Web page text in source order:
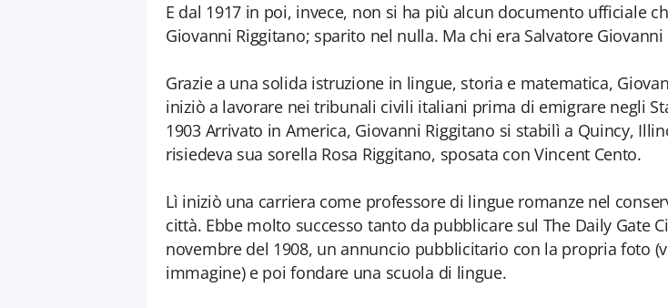
E dal 1917 in poi, invece, non si ha più alcun documento ufficiale
Giovanni Riggitano; sparito nel nulla. Ma chi era Salvatore Giovanni
Grazie a una solida istruzione in lingue, storia e matematica,
iniziò a lavorare nei tribunali civili italiani prima di emigrare negli
1903 Arrivato in America, Giovanni Riggitano si stabilì a Quincy,
risiedeva sua sorella Rosa Riggitano, sposata con Vincent Cento.
Lì iniziò una carriera come professore di lingue romanze nel
città. Ebbe molto successo tanto da pubblicare sul The Daily Gate
novembre del 1908, un annuncio pubblicitario con la propria foto
immagine) e poi fondare una scuola di lingue.